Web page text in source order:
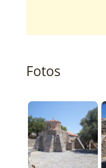
Fotos